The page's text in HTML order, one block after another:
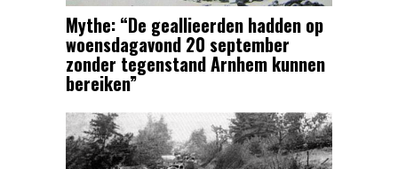
Mythe: “De geallieerden hadden op
woensdagavond 20 september
zonder tegenstand Arnhem kunnen
bereiken”